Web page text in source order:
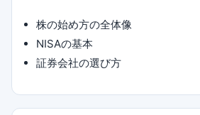
株の始め方の全体像
NISAの基本
証券会社の選び方